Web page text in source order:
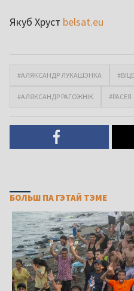
Якуб Хруст belsat.eu
#АЛЯКСАНДР ЛУКАШЭНКА
#АЛЯКСАНДР РАГОЖНІК #РАСЕЯ
БОЛЬШ ПА ГЭТАЙ ТЭМЕ